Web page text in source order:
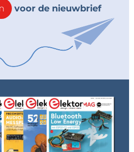
voor de nieuwbrief